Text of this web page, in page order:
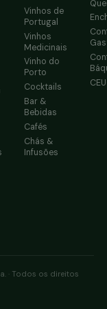
Vinhos de
Portugal
Vinhos
Medicinais
Vinho do
Porto
Cocktails
Bar &
Bebidas
Cafés
Chás &
Infusões
· Todos os direitos